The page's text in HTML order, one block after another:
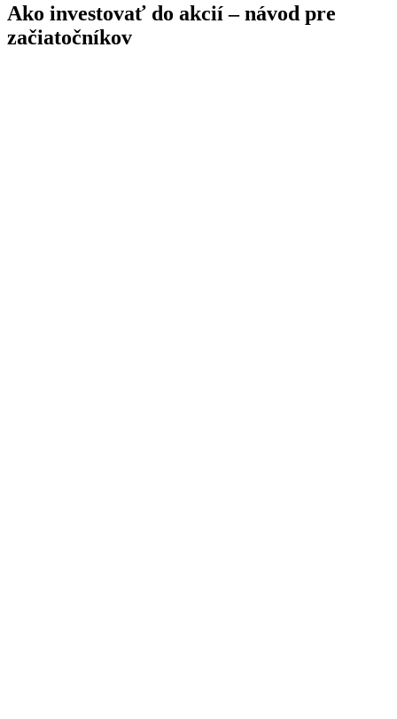
Ako investovať do akcií – návod pre
začiatočníkov